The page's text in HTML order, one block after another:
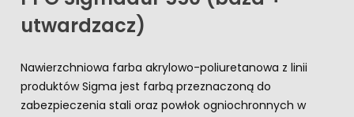
utwardzacz)
Nawierzchniowa farba akrylowo-poliuretanowa z linii
produktów Sigma jest farbą przeznaczoną do
zabezpieczenia stali oraz powłok ogniochronnych w